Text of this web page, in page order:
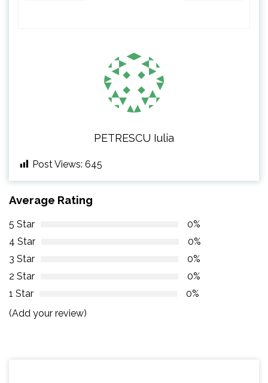
PETRESCU Iulia
Post Views: 645
Average Rating
5 Star
0%
4 Star
0%
3 Star
0%
2 Star
0%
1 Star
0%
(Add your review)